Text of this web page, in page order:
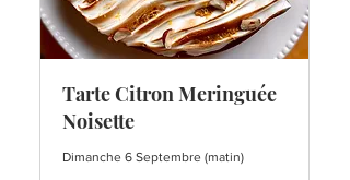
Tarte Citron Meringuée
Noisette
Dimanche 6 Septembre (matin)